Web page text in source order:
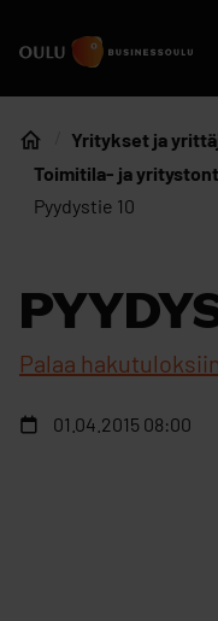
Etusivulle
In
Etusivu
Yritykset ja
Toimitila- ja
Pyydystie 10
Palaa hakutuloksiin
01.04.2015 08:00